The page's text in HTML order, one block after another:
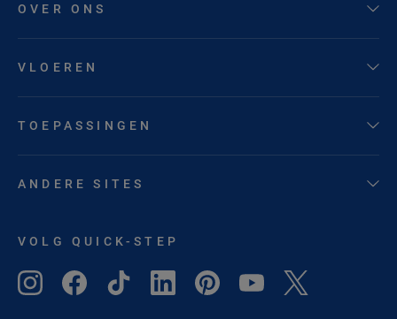
OVER ONS
VLOEREN
TOEPASSINGEN
ANDERE SITES
VOLG QUICK-STEP